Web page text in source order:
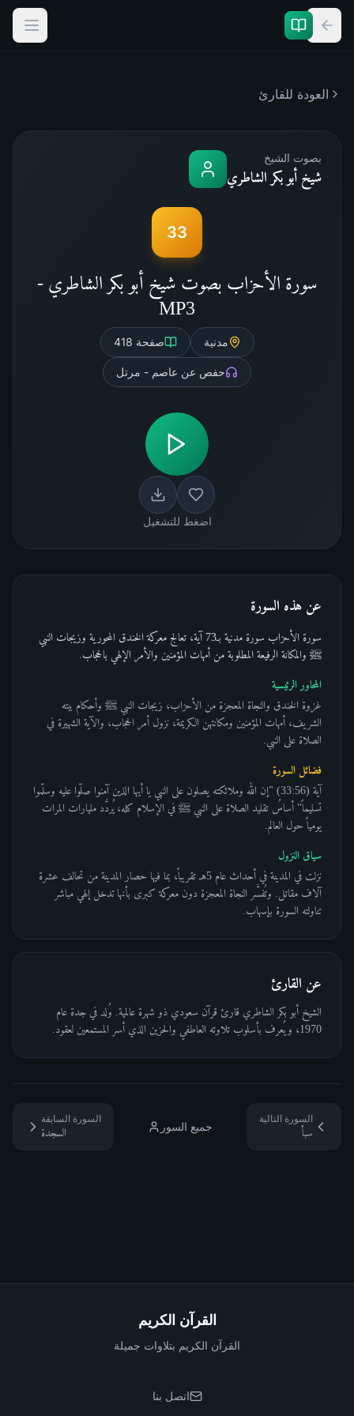
العودة للقارئ
بصوت الشيخ
شيخ أبو بكر الشاطري
33
سورة الأحزاب بصوت شيخ أبو بكر الشاطري -
MP3
مدنية صفحة 418
حفص عن عاصم - مرتل
اضغط للتشغيل
عن هذه السورة
سورة الأحزاب سورة مدنية بـ73 آية، تعالج معركة الخندق المحورية وزيجات النبي
ﷺ والمكانة الرفيعة المطلوبة من أمهات المؤمنين والأمر الإلهي بالحجاب.
المحاور الرئيسية
غزوة الخندق والنجاة المعجزة من الأحزاب، زيجات النبي ﷺ وأحكام بيته
الشريف، أمهات المؤمنين ومكانتهن الكريمة، نزول أمر الحجاب، والآية الشهيرة في
الصلاة على النبي.
فضائل السورة
آية (33:56) "إن الله وملائكته يصلون على النبي يا أيها الذين آمنوا صلّوا عليه وسلّموا
تسليماً" أساسُ تقليد الصلاة على النبي ﷺ في الإسلام كله، يُردَّد مليارات المرات
يومياً حول العالم.
سياق النزول
نزلت في المدينة في أحداث عام 5هـ تقريباً، بما فيها حصار المدينة من تحالف عشرة
آلاف مقاتل. وتُفسَّر النجاة المعجزة دون معركة كبرى بأنها تدخل إلهي مباشر
تناولته السورة بإسهاب.
عن القارئ
الشيخ أبو بكر الشاطري قارئ قرآن سعودي ذو شهرة عالمية. وُلد في جدة عام
1970، ويُعرف بأسلوب تلاوته العاطفي والحزين الذي أسر المستمعين لعقود.
السورة السابقة
السجدة
جميع السور
السورة التالية
سبأ
القرآن الكريم
القرآن الكريم بتلاوات جميلة
اتصل بنا